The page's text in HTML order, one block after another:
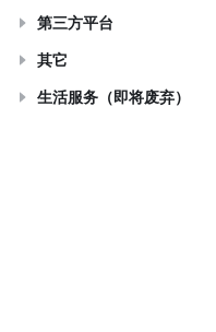
第三方平台
其它
生活服务（即将废弃）